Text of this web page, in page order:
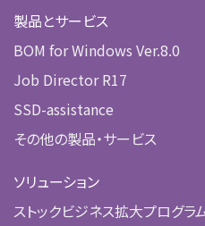
製品とサービス
BOM for Windows Ver.8.0
Job Director R17
SSD-assistance
その他の製品・サービス
ソリューション
ストックビジネス拡大プログラ